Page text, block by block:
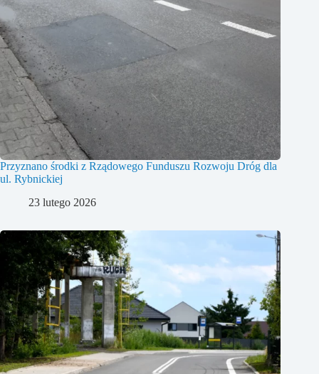
Przyznano środki z Rządowego Funduszu Rozwoju Dróg dla
ul. Rybnickiej
23 lutego 2026